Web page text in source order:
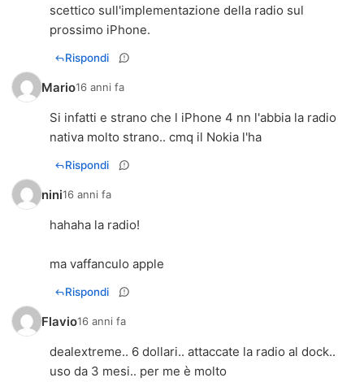
scettico sull'implementazione della radio sul
prossimo iPhone.
Rispondi
Mario16 anni fa
Si infatti e strano che l iPhone 4 nn l'abbia la radio
nativa molto strano.. cmq il Nokia l'ha
Rispondi
nini16 anni fa
hahaha la radio!
ma vaffanculo apple
Rispondi
Flavio16 anni fa
dealextreme.. 6 dollari.. attaccate la radio al dock..
uso da 3 mesi.. per me è molto